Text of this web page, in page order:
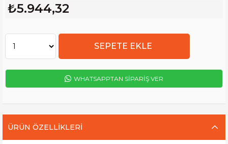
₺5.944,32
WHATSAPPTAN SİPARİŞ VER
ÜRÜN ÖZELLIKLERI